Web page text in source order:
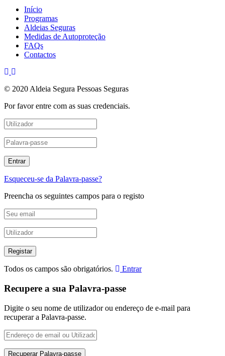
Início
Programas
Aldeias Seguras
Medidas de Autoproteção
FAQs
Contactos
© 2020 Aldeia Segura Pessoas Seguras
Por favor entre com as suas credenciais.
Esqueceu-se da Palavra-passe?
Preencha os seguintes campos para o registo
Todos os campos são obrigatórios. Entrar
Recupere a sua Palavra-passe
Digite o seu nome de utilizador ou endereço de e-mail para
recuperar a Palavra-passe.